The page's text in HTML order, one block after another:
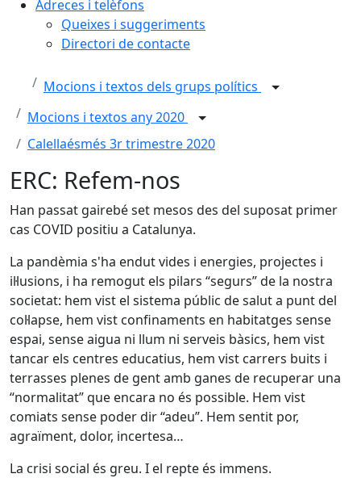
Adreces i telèfons
Queixes i suggeriments
Directori de contacte
Mocions i textos dels grups polítics
Mocions i textos any 2020
Calellaésmés 3r trimestre 2020
ERC: Refem-nos
Han passat gairebé set mesos des del suposat primer
cas COVID positiu a Catalunya.
La pandèmia s'ha endut vides i energies, projectes i
il·lusions, i ha remogut els pilars “segurs” de la nostra
societat: hem vist el sistema públic de salut a punt del
col·lapse, hem vist confinaments en habitatges sense
espai, sense aigua ni llum ni serveis bàsics, hem vist
tancar els centres educatius, hem vist carrers buits i
terrasses plenes de gent amb ganes de recuperar una
“normalitat” que encara no és possible. Hem vist
comiats sense poder dir “adeu”. Hem sentit por,
agraïment, dolor, incertesa…
La crisi social és greu. I el repte és immens.